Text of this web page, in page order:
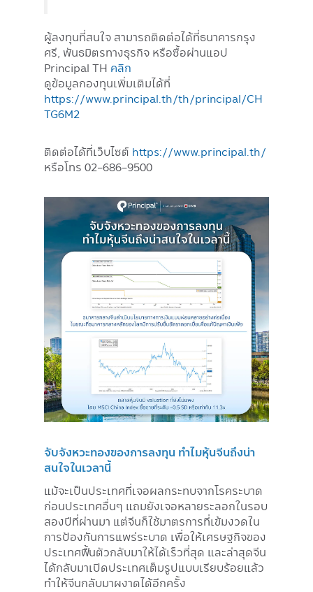
ผู้ลงทุนที่สนใจ สามารถติดต่อได้ที่ธนาคารกรุง
ศรี, พันธมิตรทางธุรกิจ หรือซื้อผ่านแอป
Principal TH คลิก
ดูข้อมูลกองทุนเพิ่มเติมได้ที่
https://www.principal.th/th/principal/CH
TG6M2
ติดต่อได้ที่เว็บไซต์ https://www.principal.th/
หรือโทร 02-686-9500
จับจังหวะทองของการลงทุน ทำไมหุ้นจีนถึงน่า
สนใจในเวลานี้
แม้จะเป็นประเทศที่เจอผลกระทบจากโรคระบาด
ก่อนประเทศอื่นๆ แถมยังเจอหลายระลอกในรอบ
สองปีที่ผ่านมา แต่จีนก็ใช้มาตรการที่เข้มงวดใน
การป้องกันการแพร่ระบาด เพื่อให้เศรษฐกิจของ
ประเทศฟื้นตัวกลับมาให้ได้เร็วที่สุด และล่าสุดจีน
ได้กลับมาเปิดประเทศเต็มรูปแบบเรียบร้อยแล้ว
ทำให้จีนกลับมาผงาดได้อีกครั้ง